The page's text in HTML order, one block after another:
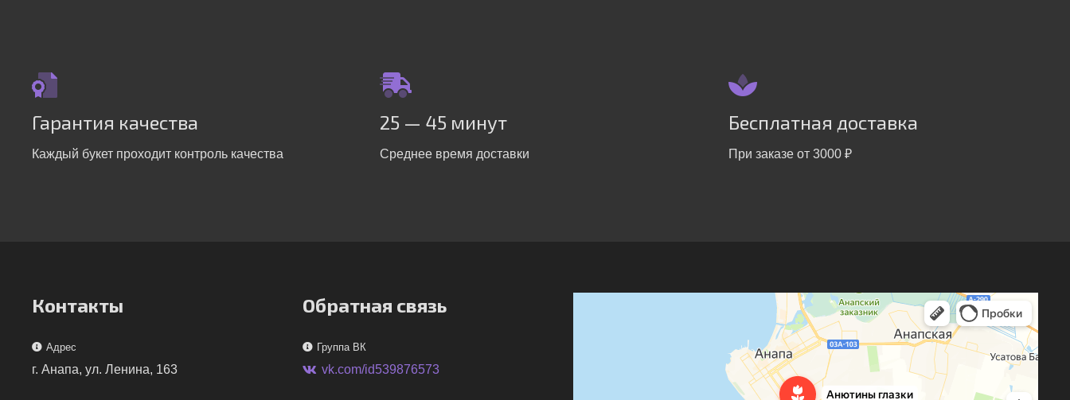
Гарантия качества
Каждый букет проходит контроль качества
25 — 45 минут
Среднее время доставки
Бесплатная доставка
При заказе от 3000 ₽
Контакты
Адрес
г. Анапа, ул. Ленина, 163
Обратная связь
Группа ВК
vk.com/id539876573